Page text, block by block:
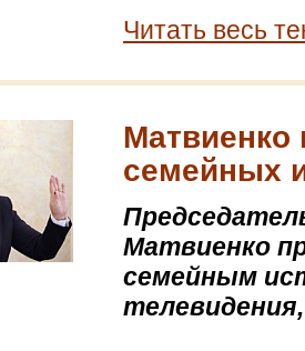
Читать весь
Матвиенко
семейных
Матвиенко
семейным